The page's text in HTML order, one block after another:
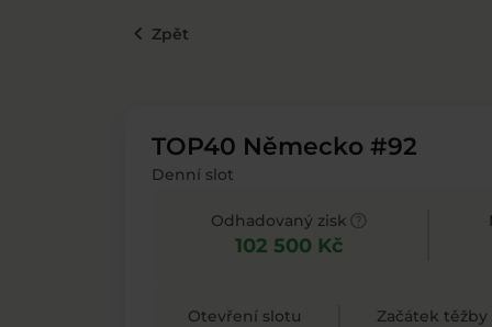
keyboard_arrow_left Zpět
TOP40 Německo #92
Denní slot
Odhadovaný zisk
102 500 Kč
Otevření slotu
Začátek těžby